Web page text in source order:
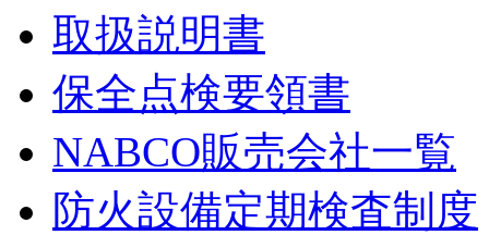
取扱説明書
保全点検要領書
NABCO販売会社一覧
防火設備定期検査制度